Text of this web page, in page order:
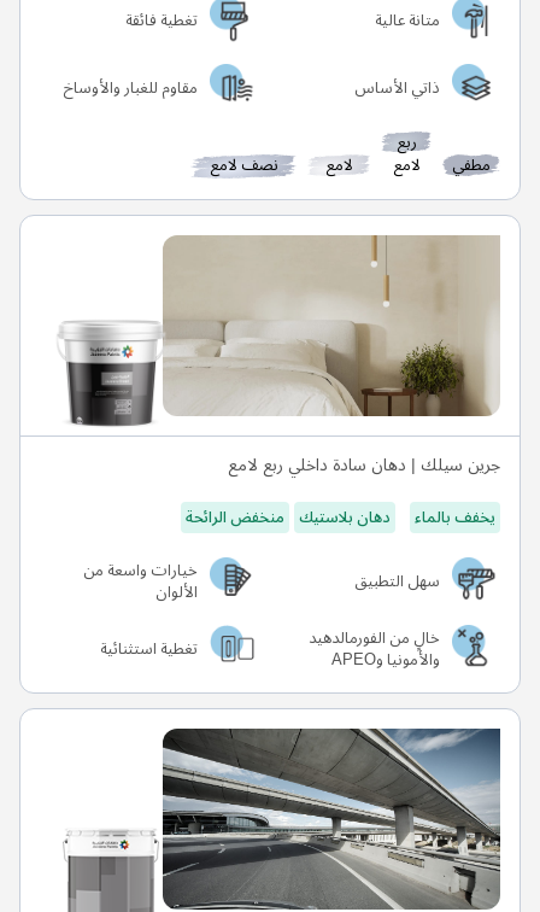
متانة عالية
تغطية فائقة
ذاتي الأساس
مقاوم للغبار والأوساخ
مطفي
ربع
لامع لامع نصف لامع
جرين سيلك | دهان سادة داخلي ربع لامع
يخفف بالماء دهان بلاستيك منخفض الرائحة
سهل التطبيق
خيارات واسعة من
الألوان
خالٍ من الفورمالدهيد
والأمونيا وAPEO تغطية استثنائية